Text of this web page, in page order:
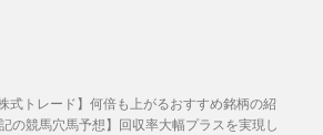
式トレード】何倍も上がるおすすめ銘柄の紹
記の競馬穴馬予想】回収率大幅プラスを実現し